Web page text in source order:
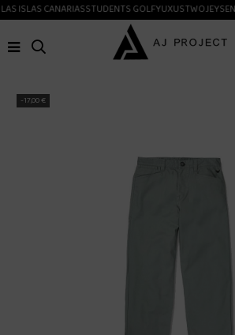
ISLAS CANARIASSTUDENTS GOLFYUXUSTWOJEYS
-17,00 €